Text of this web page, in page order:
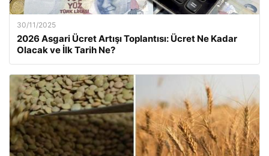
30/11/2025
2026 Asgari Ücret Artışı Toplantısı: Ücret Ne Kadar
Olacak ve İlk Tarih Ne?